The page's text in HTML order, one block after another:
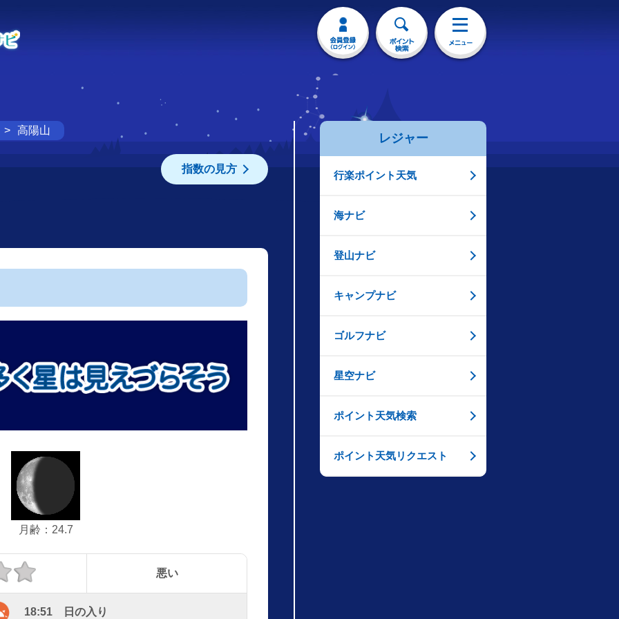
高陽山
指数の見方
月齢：24.7
悪い
18:51 日の入り
レジャー
行楽ポイント天気
海ナビ
登山ナビ
キャンプナビ
ゴルフナビ
星空ナビ
ポイント天気検索
ポイント天気リクエスト